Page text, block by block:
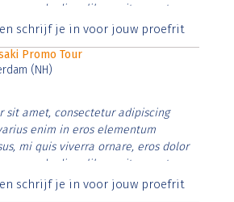
diam libero vitae erat.
et justo cursus id rutrum lorem
schrijf je in voor jouw proefrit
Promo Tour
(NH)
sit amet, consectetur adipiscing
enim in eros elementum
mi quis viverra ornare, eros dolor
diam libero vitae erat.
et justo cursus id rutrum lorem
schrijf je in voor jouw proefrit